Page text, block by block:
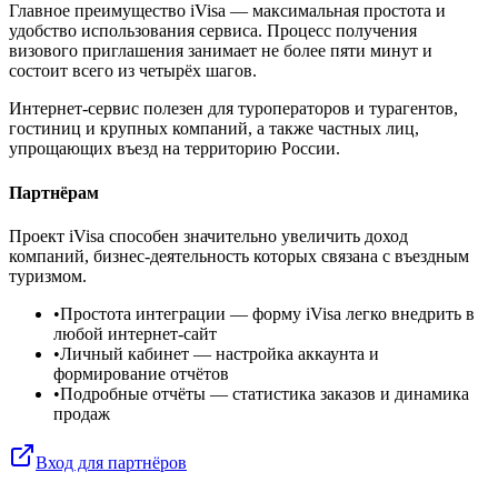
Главное преимущество iVisa — максимальная простота и
удобство использования сервиса. Процесс получения
визового приглашения занимает не более пяти минут и
состоит всего из четырёх шагов.
Интернет-сервис полезен для туроператоров и турагентов,
гостиниц и крупных компаний, а также частных лиц,
упрощающих въезд на территорию России.
Партнёрам
Проект iVisa способен значительно увеличить доход
компаний, бизнес-деятельность которых связана с въездным
туризмом.
•Простота интеграции — форму iVisa легко внедрить в
любой интернет-сайт
•Личный кабинет — настройка аккаунта и
формирование отчётов
•Подробные отчёты — статистика заказов и динамика
продаж
Вход для партнёров